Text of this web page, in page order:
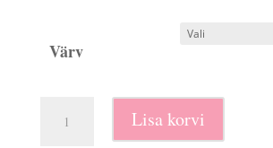
Värv
turvahällikott
Lisa korvi